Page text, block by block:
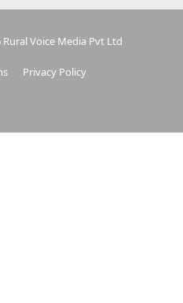
Voice Media Pvt Ltd
Privacy Policy